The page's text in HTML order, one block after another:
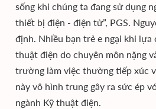
sống khi chúng ta đang sử dụng
thiết bị điện - điện tử”, PGS.
định. Nhiều bạn trẻ e ngại khi lựa
thuật điện do chuyên môn nặng
trường làm việc thường tiếp xúc
này vô hình trung gây ra sức ép
ngành Kỹ thuật điện.